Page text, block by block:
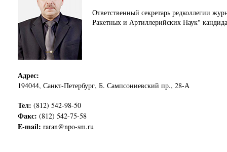
Ответственный секретарь редколлегии
Ракетных и Артиллерийских Наук"
Адрес:
194044, Санкт-Петербург, Б. Сампсониевский пр., 28-А
Тел: (812) 542-98-50
Факс: (812) 542-75-58
E-mail: raran@npo-sm.ru